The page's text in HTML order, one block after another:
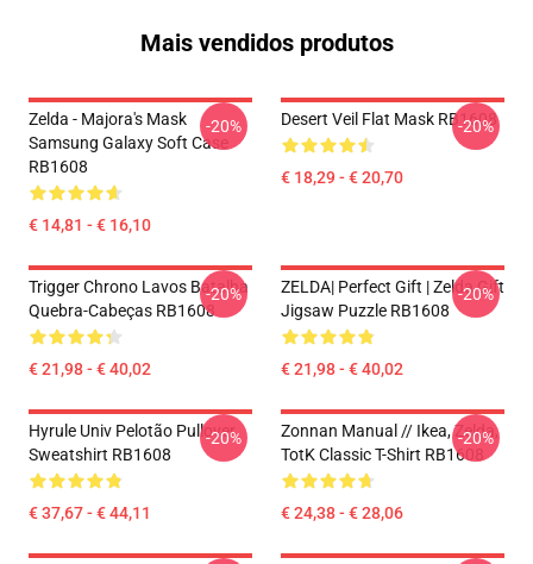
Mais vendidos produtos
Zelda - Majora's Mask
Samsung Galaxy Soft Case
RB1608
€ 14,81 - € 16,10
-20% Desert Veil Flat Mask RB1608
€ 18,29 - € 20,70
-20%
Trigger Chrono Lavos Batalha
Quebra-Cabeças RB1608
€ 21,98 - € 40,02
-20%
ZELDA| Perfect Gift | Zelda Gift
Jigsaw Puzzle RB1608
€ 21,98 - € 40,02
-20%
Hyrule Univ Pelotão Pullover
Sweatshirt RB1608
€ 37,67 - € 44,11
-20%
Zonnan Manual // Ikea, Zelda,
TotK Classic T-Shirt RB1608
€ 24,38 - € 28,06
-20%